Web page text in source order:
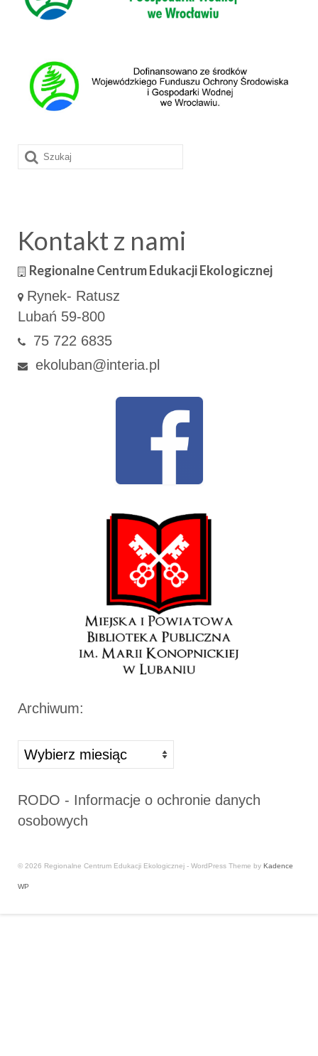
Szuklaj
w:
Kontakt z nami
Regionalne Centrum Edukacji Ekologicznej
Rynek- Ratusz
Lubań 59-800
75 722 6835
ekoluban@interia.pl
Archiwum:
Archiwa
RODO - Informacje o ochronie danych
osobowych
© 2026 Regionalne Centrum Edukacji Ekologicznej - WordPress Theme by Kadence
WP